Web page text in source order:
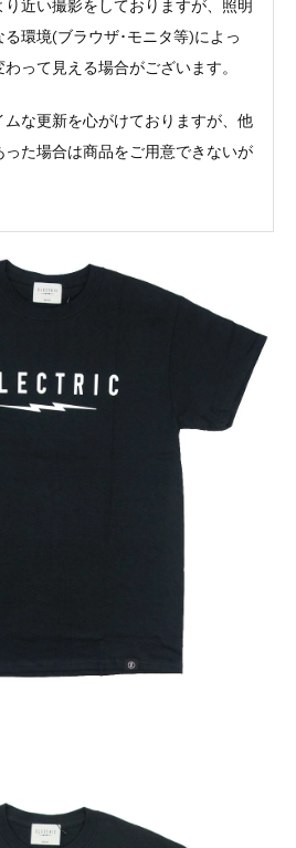
り近い撮影をしておりますが、照明
環境(ブラウザ･モニタ等)によっ
って見える場合がございます。
ムな更新を心がけておりますが、他
た場合は商品をご用意できないが